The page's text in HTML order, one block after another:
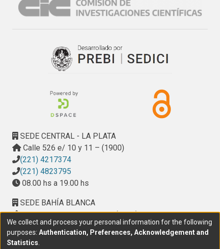
proteínas permitiendo de esta manera evaluar el efecto de
este contaminante en un nivel más temprano. Los
resultados correspondientes a estos experimentos se
publicación y fueron incluidos en la tesis doctoral de la Lic.
Pasquevich a quien co-dirigí en su trabajo (ver CV-Dreon).
SEDE CENTRAL - LA PLATA
Calle 526 e/ 10 y 11 – (1900)
(221) 4217374
(221) 4823795
08.00 hs a 19.00 hs
SEDE BAHÍA BLANCA
Calle Ciudad de Cali 320 – (8000). Universidad
Provincial del Sudoeste (UPSO)
(291) 459 2550, interno 147
We collect and process your personal information for the following
purposes: Authentication, Preferences, Acknowledgement and
Statistics